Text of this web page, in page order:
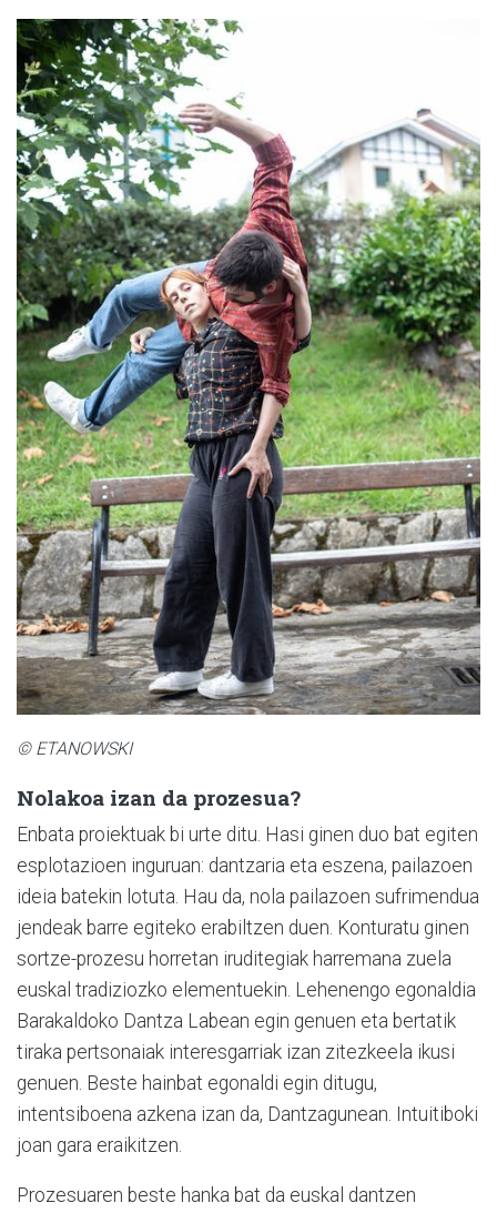
© ETANOWSKI
Nolakoa izan da prozesua?
Enbata proiektuak bi urte ditu. Hasi ginen duo bat egiten
esplotazioen inguruan: dantzaria eta eszena, pailazoen
ideia batekin lotuta. Hau da, nola pailazoen sufrimendua
jendeak barre egiteko erabiltzen duen. Konturatu ginen
sortze-prozesu horretan iruditegiak harremana zuela
euskal tradiziozko elementuekin. Lehenengo egonaldia
Barakaldoko Dantza Labean egin genuen eta bertatik
tiraka pertsonaiak interesgarriak izan zitezkeela ikusi
genuen. Beste hainbat egonaldi egin ditugu,
intentsiboena azkena izan da, Dantzagunean. Intuitiboki
joan gara eraikitzen.
Prozesuaren beste hanka bat da euskal dantzen